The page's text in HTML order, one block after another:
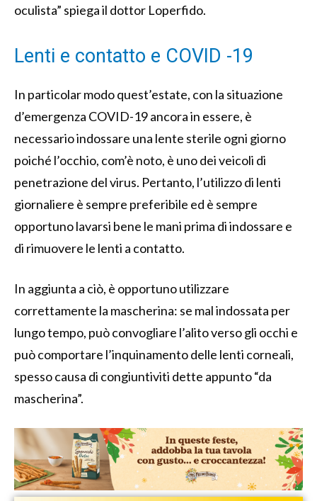
oculista” spiega il dottor Loperfido.
Lenti e contatto e COVID -19
In particolar modo quest’estate, con la situazione
d’emergenza COVID-19 ancora in essere, è
necessario indossare una lente sterile ogni giorno
poiché l’occhio, com’è noto, è uno dei veicoli di
penetrazione del virus. Pertanto, l’utilizzo di lenti
giornaliere è sempre preferibile ed è sempre
opportuno lavarsi bene le mani prima di indossare e
di rimuovere le lenti a contatto.
In aggiunta a ciò, è opportuno utilizzare
correttamente la mascherina: se mal indossata per
lungo tempo, può convogliare l’alito verso gli occhi e
può comportare l’inquinamento delle lenti corneali,
spesso causa di congiuntiviti dette appunto “da
mascherina”.